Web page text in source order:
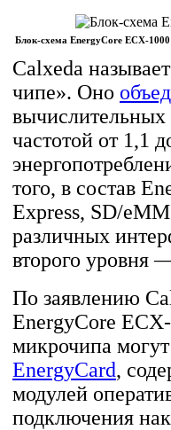
Блок-схема EnergyCore ECX-
Calxeda
чипе». Оно
частотой от 1,1
того, в состав
Express, SD/
различных
второго уровня
По заявлению
EnergyCore
микрочипа
EnergyCard,
модулей
подключения